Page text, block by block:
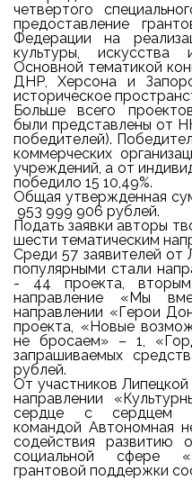
четвертого
предоставление
Федерации на
культуры, искусства
Основной тематикой
ДНР, Херсона и
историческое
Больше всего
были представлены от
победителей).
коммерческих
учреждений, а от
победило 15 10,49%.
Общая утвержденная
953 999 906 рублей.
Подать заявки авторы
шести тематическим
Среди 57 заявителей от
популярными стали
- 44 проекта,
направление «Мы
направлении «Герои
проекта, «Новые
не бросаем» – 1,
запрашиваемых
рублей.
От участников
направлении
сердце с сердцем
командой Автономная
содействия развитию
социальной сфере
грантовой поддержки